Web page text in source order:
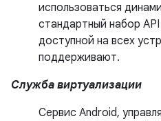
использоваться
стандартный набор
доступной на всех
поддерживают.
Служба виртуализации
Сервис Android,